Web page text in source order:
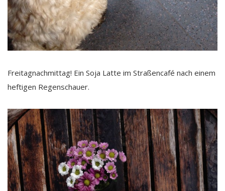
Freitagnachmittag! Ein Soja Latte im Straßencafé nach einem
heftigen Regenschauer.